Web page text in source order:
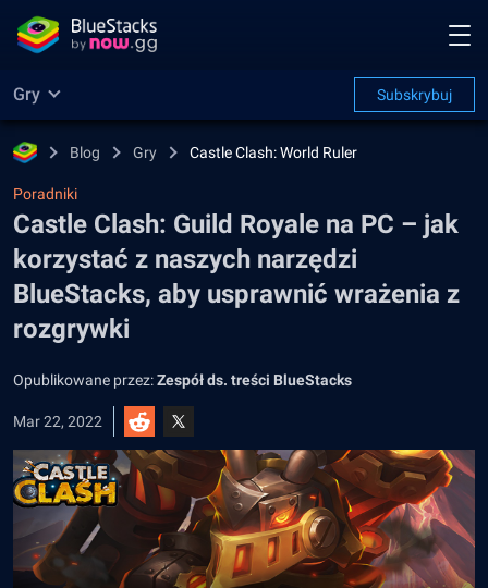
Gry Subskrybuj
Blog Gry Castle Clash: World Ruler
Poradniki
Castle Clash: Guild Royale na PC – jak
korzystać z naszych narzędzi
BlueStacks, aby usprawnić wrażenia z
rozgrywki
Opublikowane przez:Zespół ds. treści BlueStacks
Mar 22, 2022